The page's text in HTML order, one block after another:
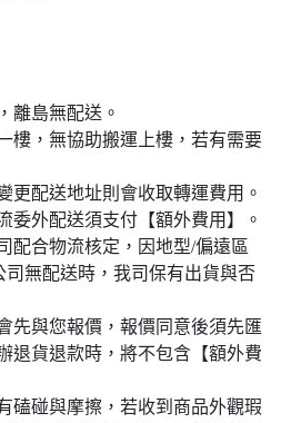
離島無配送。
樓，無協助搬運上樓，若有需要
更配送地址則會收取轉運費用。
委外配送須支付【額外費用】。
配合物流核定，因地型/偏遠區
無配送時，我司保有出貨與否
先與您報價，報價同意後須先匯
退貨退款時，將不包含【額外費
磕碰與摩擦，若收到商品外觀瑕